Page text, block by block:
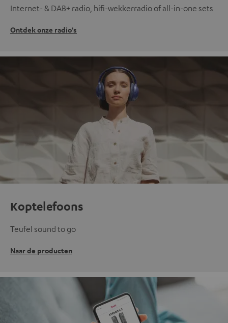
Internet- & DAB+ radio, hifi-wekkerradio of all-in-one sets
Ontdek onze radio's
Koptelefoons
Teufel sound to go
Naar de producten